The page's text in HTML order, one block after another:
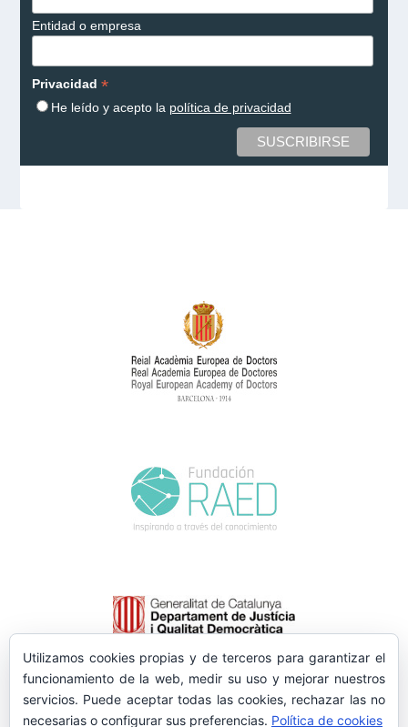
Entidad o empresa
Privacidad *
He leído y acepto la política de privacidad
Utilizamos cookies propias y de terceros para garantizar el
funcionamiento de la web, medir su uso y mejorar nuestros
servicios. Puede aceptar todas las cookies, rechazar las no
necesarias o configurar sus preferencias. Política de cookies